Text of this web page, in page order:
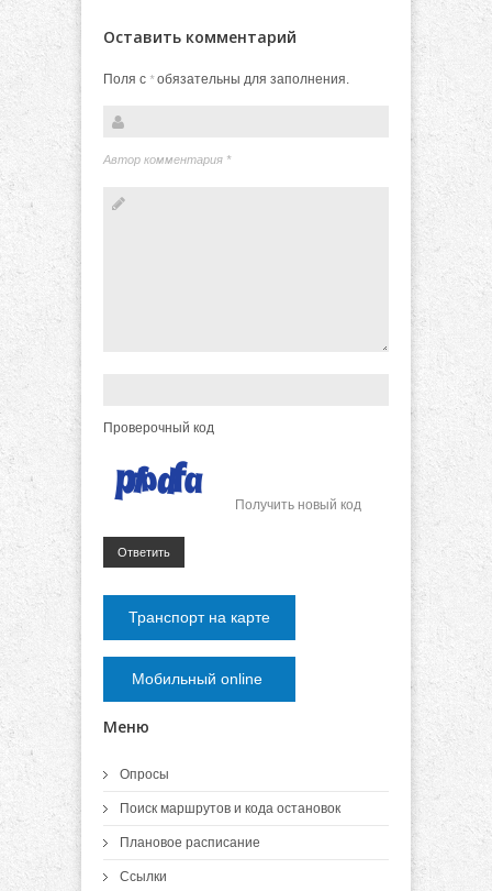
Оставить комментарий
Поля с *обязательны для заполнения.
Автор комментария *
Проверочный код
Получить новый код
Ответить
Транспорт на карте
Мобильный online
Меню
Опросы
Поиск маршрутов и кода остановок
Плановое расписание
Ссылки